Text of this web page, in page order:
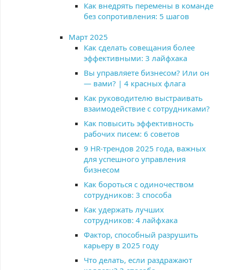
Как внедрять перемены в команде
без сопротивления: 5 шагов
Март 2025
Как сделать совещания более
эффективными: 3 лайфхака
Вы управляете бизнесом? Или он
— вами? | 4 красных флага
Как руководителю выстраивать
взаимодействие с сотрудниками?
Как повысить эффективность
рабочих писем: 6 советов
9 HR-трендов 2025 года, важных
для успешного управления
бизнесом
Как бороться с одиночеством
сотрудников: 3 способа
Как удержать лучших
сотрудников: 4 лайфхака
Фактор, способный разрушить
карьеру в 2025 году
Что делать, если раздражают